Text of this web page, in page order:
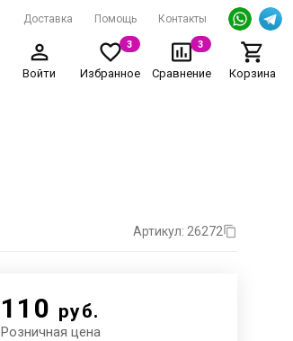
Доставка Помощь Контакты
Войти Избранное
3
Сравнение
3
Корзина
Артикул: 26272
110 руб.
Розничная цена